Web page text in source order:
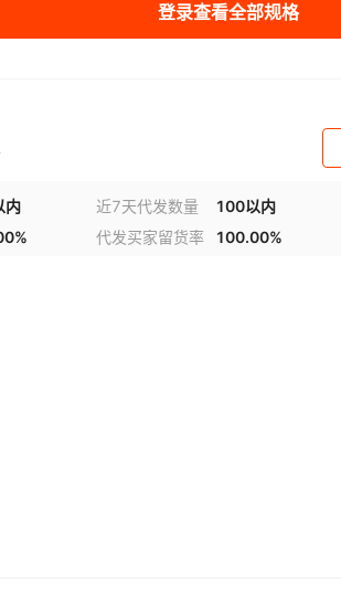
登录查看全部规格
内 近7天代发数量 100以内
代发买家留货率 100.00%